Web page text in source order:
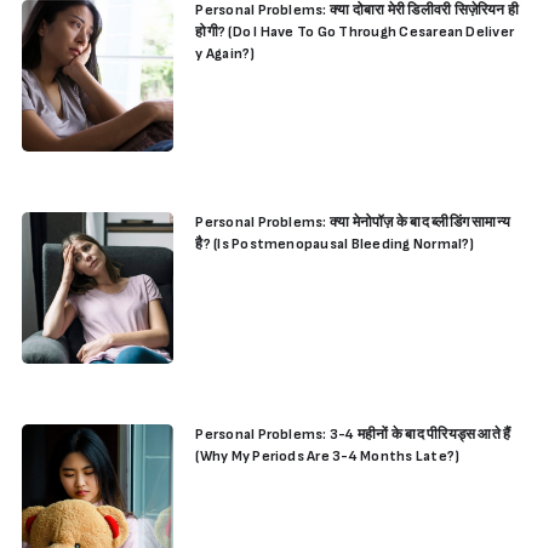
Personal Problems: क्या दोबारा मेरी डिलीवरी सिज़ेरियन ही
होगी? (Do I Have To Go Through Cesarean Deliver
y Again?)
Personal Problems: क्या मेनोपॉज़ के बाद ब्लीडिंग सामान्य
है? (Is Postmenopausal Bleeding Normal?)
Personal Problems: 3-4 महीनों के बाद पीरियड्स आते हैं
(Why My Periods Are 3-4 Months Late?)